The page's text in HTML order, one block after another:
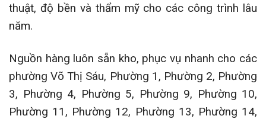
thuật, độ bền và thẩm mỹ cho các công trình lâu
năm.
Nguồn hàng luôn sẵn kho, phục vụ nhanh cho các
phường Võ Thị Sáu, Phường 1, Phường 2, Phường
3, Phường 4, Phường 5, Phường 9, Phường 10,
Phường 11, Phường 12, Phường 13, Phường 14,